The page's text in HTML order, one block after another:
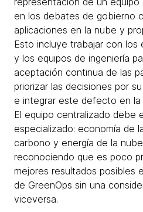
en los debates de gobierno
aplicaciones en la nube y
Esto incluye trabajar con los
y los equipos de ingeniería
aceptación continua de las
priorizar las decisiones por
e integrar este defecto en la
El equipo centralizado debe
especializado: economía de
carbono y energía de la
reconociendo que es poco
mejores resultados posibles
de GreenOps sin una
viceversa.